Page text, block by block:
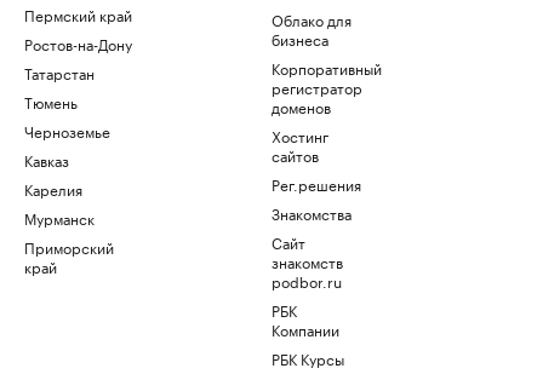
Пермский край
Ростов-на-Дону
Татарстан
Тюмень
Черноземье
Кавказ
Карелия
Мурманск
Приморский
край
Облако для
бизнеса
Корпоративный
регистратор
доменов
Хостинг
сайтов
Рег.решения
Знакомства
Сайт
знакомств
podbor.ru
РБК
Компании
РБК Курсы